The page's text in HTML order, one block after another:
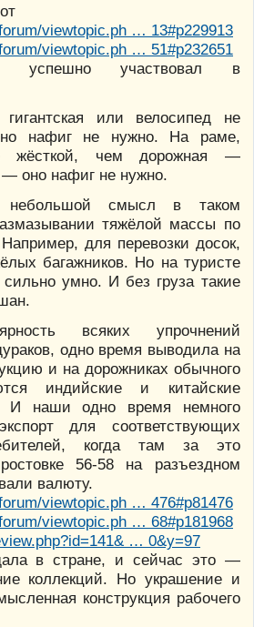
viewtopic.ph … 13#p229913
viewtopic.ph … 51#p232651
успешно участвовал в
или велосипед не
нафиг не нужно. На раме,
жёсткой, чем дорожная —
— оно нафиг не нужно.
небольшой смысл в таком
тяжёлой массы по
для перевозки досок,
багажников. Но на туристе
умно. И без груза такие
всяких упрочнений
одно время выводила на
и на дорожниках обычного
индийские и китайские
И наши одно время немного
для соответствующих
когда там за это
56-58 на разъездном
валюту.
viewtopic.ph … 476#p81476
viewtopic.ph … 68#p181968
… 0&y=97
в стране, и сейчас это —
коллекций. Но украшение и
конструкция рабочего